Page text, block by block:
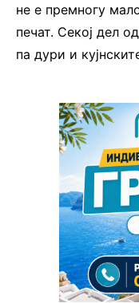
не е премногу
печат. Секој дел
па дури и